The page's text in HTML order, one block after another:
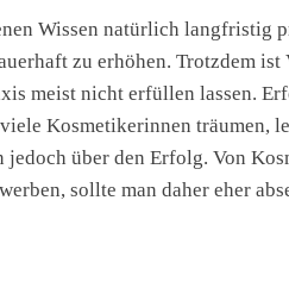
Wissen natürlich langfristig
zu erhöhen. Trotzdem
meist nicht erfüllen lassen.
Kosmetikerinnen träumen,
über den Erfolg. Von
sollte man daher eher